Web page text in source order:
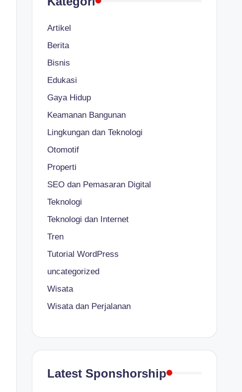
Artikel
Berita
Bisnis
Edukasi
Gaya Hidup
Keamanan Bangunan
Lingkungan dan Teknologi
Otomotif
Properti
SEO dan Pemasaran Digital
Teknologi
Teknologi dan Internet
Tren
Tutorial WordPress
uncategorized
Wisata
Wisata dan Perjalanan
Latest Sponshorship